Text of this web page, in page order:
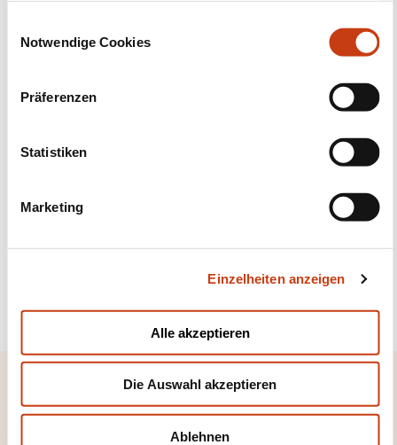
Notwendige Cookies
Präferenzen
Statistiken
Marketing
Einzelheiten anzeigen
Alle akzeptieren
Die Auswahl akzeptieren
Ablehnen
Abonnieren Sie Formanews,
Mehr dazu
Schneller Zugang
Anhand von Weiterbildungsfeldern